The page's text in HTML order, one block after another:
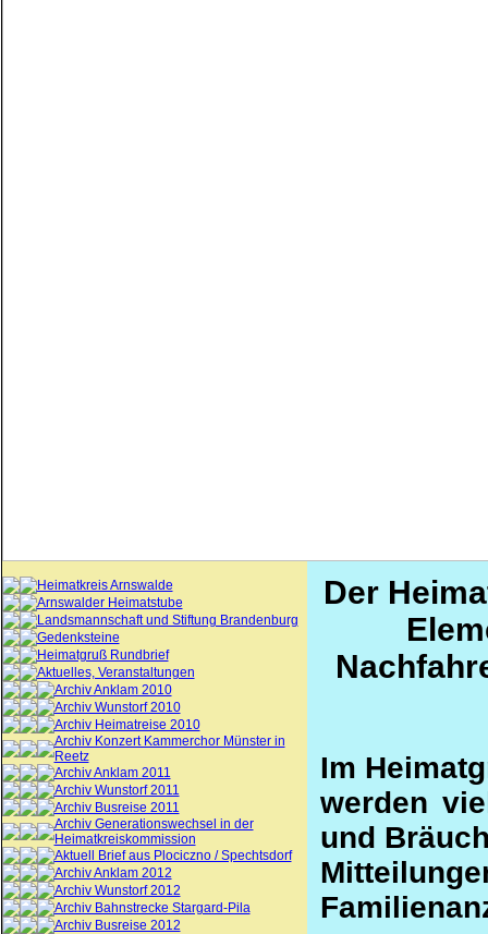
Heimatkreis Arnswalde
Arnswalder Heimatstube
Landsmannschaft und Stiftung Brandenburg
Gedenksteine
Heimatgruß Rundbrief
Aktuelles, Veranstaltungen
Archiv Anklam 2010
Archiv Wunstorf 2010
Archiv Heimatreise 2010
Archiv Konzert Kammerchor Münster in
Reetz
Archiv Anklam 2011
Archiv Wunstorf 2011
Archiv Busreise 2011
Archiv Generationswechsel in der
Heimatkreiskommission
Aktuell Brief aus Plociczno / Spechtsdorf
Archiv Anklam 2012
Archiv Wunstorf 2012
Archiv Bahnstrecke Stargard-Pila
Archiv Busreise 2012
Der
Im
werden
und